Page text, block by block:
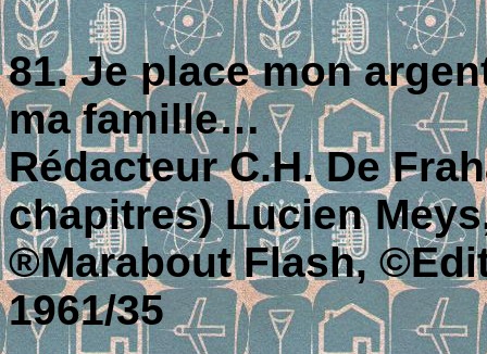
81. Je place mon
ma famille…
Rédacteur C.H. De
chapitres) Lucien
®Marabout Flash,
1961/35